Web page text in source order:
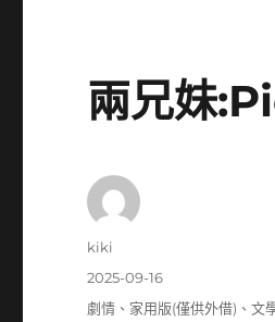
兩兄妹
作
kiki
發
佈
2025-09-16
分
劇情 、 家用版(僅供外借) 、文